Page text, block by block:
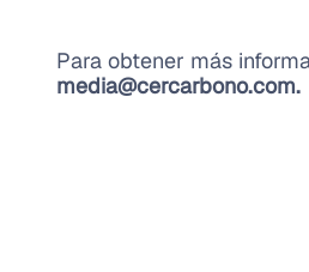
Para obtener más
media@cercarbono.com.